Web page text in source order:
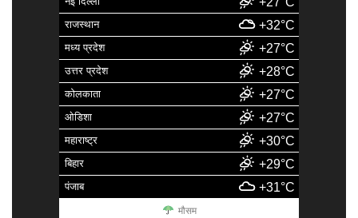
राजस्थान +32°C
मध्य प्रदेश +27°C
उत्तर प्रदेश +28°C
कोलकाता +27°C
ओडिशा +27°C
महाराष्ट्र +30°C
बिहार +29°C
पंजाब +31°C
मौसम